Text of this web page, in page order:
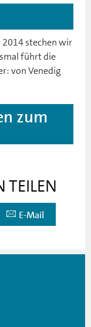
2014 stechen wir
führt die
von Venedig
zum
TEILEN
E-Mail